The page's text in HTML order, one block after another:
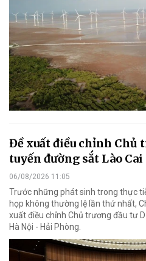
Đề xuất điều chỉnh Chủ
tuyến đường sắt Lào
06/08/2026 11:05
Trước những phát sinh trong thực
họp không thường lệ lần thứ nhất,
xuất điều chỉnh Chủ trương đầu tư
Hà Nội - Hải Phòng.